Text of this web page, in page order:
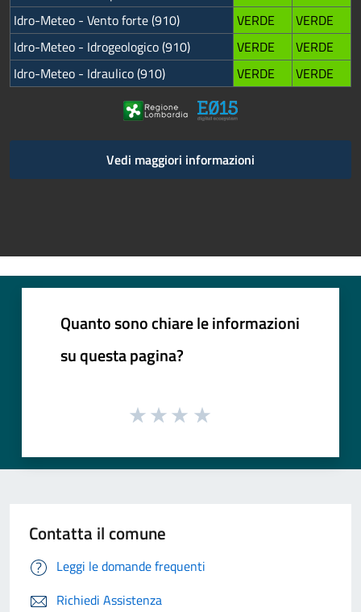
Idro-Meteo - Vento forte (910)
VERDE
VERDE
Idro-Meteo - Idrogeologico (910)
VERDE
VERDE
Idro-Meteo - Idraulico (910)
VERDE VERDE
Vedi maggiori informazioni
Quanto sono chiare le informazioni
su questa pagina?
Contatta il comune
Leggi le domande frequenti
Richiedi Assistenza